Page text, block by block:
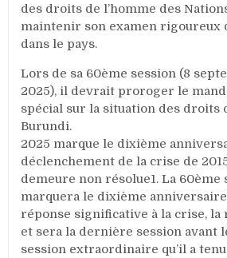
des droits de l’homme des
maintenir son examen rigoureux
dans le pays.
Lors de sa 60ème session (8
2025), il devrait proroger le
spécial sur la situation des droits
Burundi.
2025 marque le dixième
déclenchement de la crise de
demeure non résolue1. La 60ème
marquera le dixième
réponse significative à la crise, la
et sera la dernière session avant
session extraordinaire qu’il a